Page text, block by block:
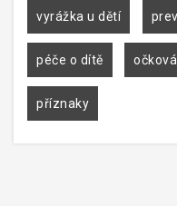
vyrážka u dětí
péče o dítě
příznaky